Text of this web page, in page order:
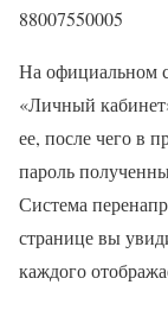
88007550005
На официальном
«Личный
ее, после чего в
пароль
Система
странице вы
каждого